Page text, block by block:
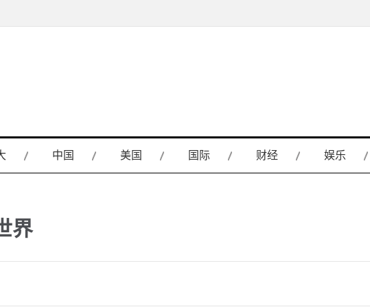
中国 美国 国际 财经 娱乐
界